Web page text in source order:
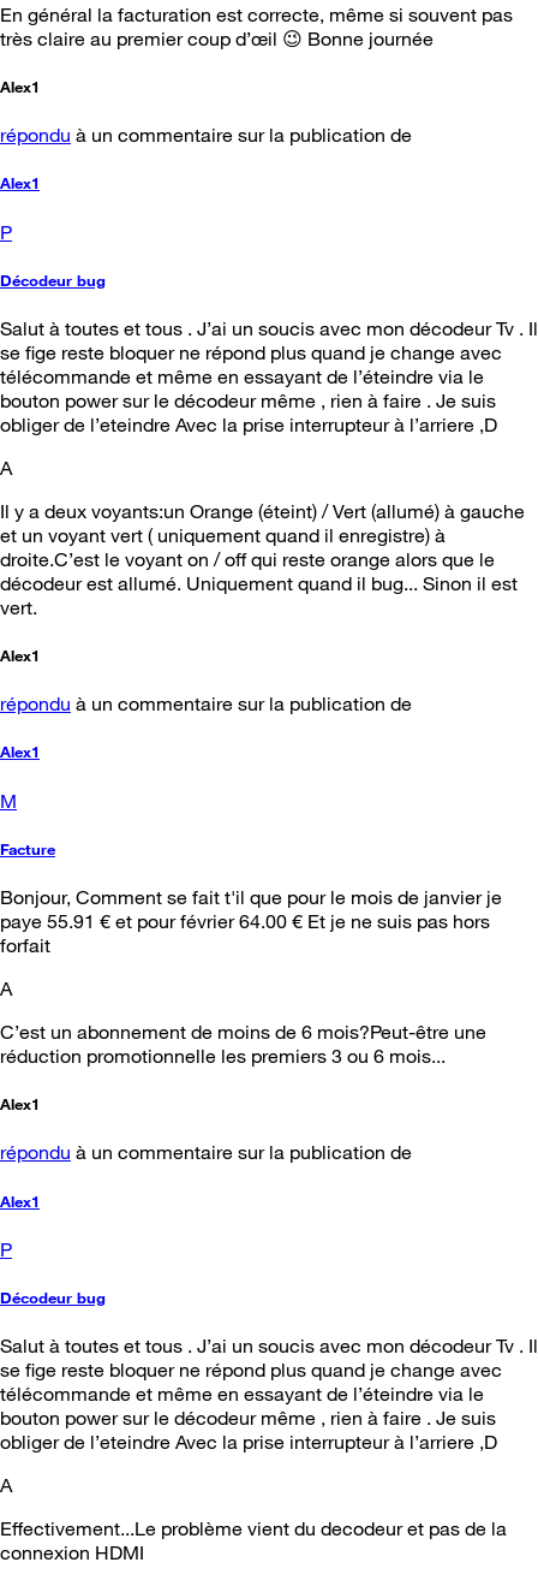
En général la facturation est correcte, même si souvent pas
très claire au premier coup d’œil 😉 Bonne journée
Alex1
répondu à un commentaire sur la publication de
Alex1
P
Décodeur bug
Salut à toutes et tous . J’ai un soucis avec mon décodeur Tv . Il
se fige reste bloquer ne répond plus quand je change avec
télécommande et même en essayant de l’éteindre via le
bouton power sur le décodeur même , rien à faire . Je suis
obliger de l’eteindre Avec la prise interrupteur à l’arriere ,D
A
Il y a deux voyants:un Orange (éteint) / Vert (allumé) à gauche
et un voyant vert ( uniquement quand il enregistre) à
droite.C’est le voyant on / off qui reste orange alors que le
décodeur est allumé. Uniquement quand il bug... Sinon il est
vert.
Alex1
répondu à un commentaire sur la publication de
Alex1
M
Facture
Bonjour, Comment se fait t'il que pour le mois de janvier je
paye 55.91 € et pour février 64.00 € Et je ne suis pas hors
forfait
A
C’est un abonnement de moins de 6 mois?Peut-être une
réduction promotionnelle les premiers 3 ou 6 mois...
Alex1
répondu à un commentaire sur la publication de
Alex1
P
Décodeur bug
Salut à toutes et tous . J’ai un soucis avec mon décodeur Tv . Il
se fige reste bloquer ne répond plus quand je change avec
télécommande et même en essayant de l’éteindre via le
bouton power sur le décodeur même , rien à faire . Je suis
obliger de l’eteindre Avec la prise interrupteur à l’arriere ,D
A
Effectivement...Le problème vient du decodeur et pas de la
connexion HDMI